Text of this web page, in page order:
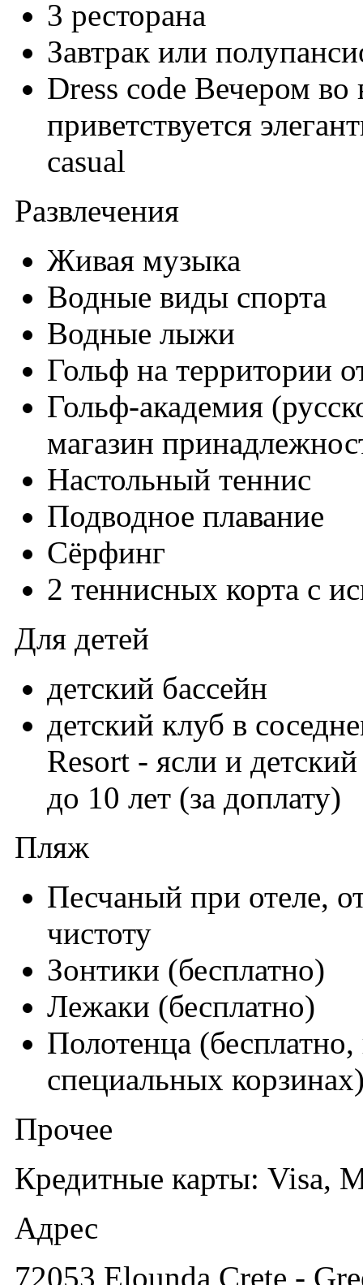
3 ресторана
Завтрак или
Dress code Вечером во
приветствуется
casual
Развлечения
Живая музыка
Водные виды спорта
Водные лыжи
Гольф на территории
Гольф-академия
магазин
Настольный теннис
Подводное плавание
Сёрфинг
2 теннисных корта с
Для детей
детский бассейн
детский клуб в
Resort - ясли и
до 10 лет (за доплату)
Пляж
Песчаный при отеле,
чистоту
Зонтики (бесплатно)
Лежаки (бесплатно)
Полотенца
специальных
Прочее
Кредитные карты: Visa,
Адрес
72053 Elounda Crete -